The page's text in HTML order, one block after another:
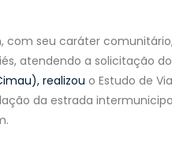
com seu caráter
atendendo a solicitação
realizou o Estudo de
da estrada